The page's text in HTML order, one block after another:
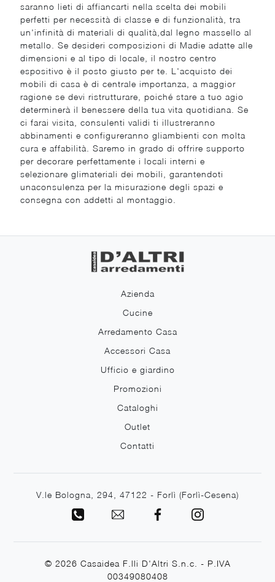
saranno lieti di affiancarti nella scelta dei mobili
perfetti per necessità di classe e di funzionalità, tra
un'infinità di materiali di qualità,dal legno massello al
metallo. Se desideri composizioni di Madie adatte alle
dimensioni e al tipo di locale, il nostro centro
espositivo è il posto giusto per te. L'acquisto dei
mobili di casa è di centrale importanza, a maggior
ragione se devi ristrutturare, poiché stare a tuo agio
determinerà il benessere della tua vita quotidiana. Se
ci farai visita, consulenti validi ti illustreranno
abbinamenti e configureranno gliambienti con molta
cura e affabilità. Saremo in grado di offrire supporto
per decorare perfettamente i locali interni e
selezionare glimateriali dei mobili, garantendoti
unaconsulenza per la misurazione degli spazi e
consegna con addetti al montaggio.
Azienda
Cucine
Arredamento Casa
Accessori Casa
Ufficio e giardino
Promozioni
Cataloghi
Outlet
Contatti
V.le Bologna, 294, 47122 - Forlì (Forlì-Cesena)
© 2026 Casaidea F.lli D'Altri S.n.c. - P.IVA
00349080408